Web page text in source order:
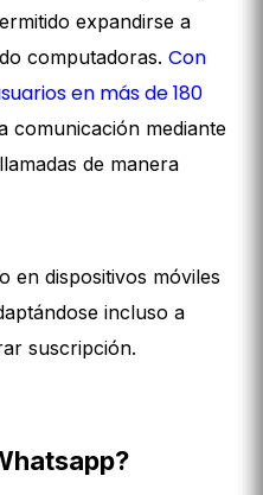
expandirse a
computadoras. Con
en más de 180
comunicación mediante
de manera
en dispositivos móviles
incluso a
suscripción.